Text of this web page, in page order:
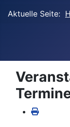
Aktuelle Seite: